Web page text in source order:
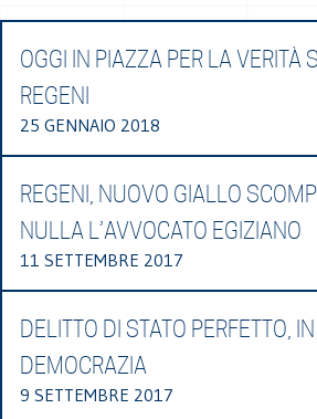
OGGI IN PIAZZA PER LA VERITÀ
REGENI
25 GENNAIO 2018
REGENI, NUOVO GIALLO
NULLA L’AVVOCATO EGIZIANO
11 SETTEMBRE 2017
DELITTO DI STATO PERFETTO,
DEMOCRAZIA
9 SETTEMBRE 2017